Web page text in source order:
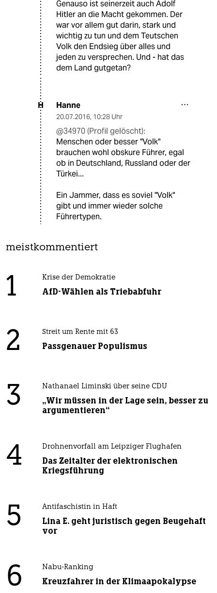
Genauso ist seinerzeit auch Adolf
Hitler an die Macht gekommen. Der
war vor allem gut darin, stark und
wichtig zu tun und dem Teutschen
Volk den Endsieg über alles und
jeden zu versprechen. Und - hat das
dem Land gutgetan?
H Hanne
20.07.2016, 10:28 Uhr
@34970 (Profil gelöscht):
Menschen oder besser "Volk"
brauchen wohl obskure Führer, egal
ob in Deutschland, Russland oder der
Türkei...
Ein Jammer, dass es soviel "Volk"
gibt und immer wieder solche
Führertypen.
meistkommentiert
1 Krise der Demokratie
AfD-Wählen als Triebabfuhr
2 Streit um Rente mit 63
Passgenauer Populismus
3 Nathanael Liminski über seine CDU
„Wir müssen in der Lage sein, besser zu
argumentieren“
4 Drohnenvorfall am Leipziger Flughafen
Das Zeitalter der elektronischen
Kriegsführung
5 Antifaschistin in Haft
Lina E. geht juristisch gegen Beugehaft
vor
6 Nabu-Ranking
Kreuzfahrer in der Klimaapokalypse